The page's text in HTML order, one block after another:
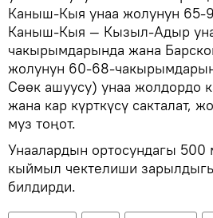
Каныш-Кыя унаа жолунун 65-
Каныш-Кыя — Кызыл-Адыр
чакырымдарында жана
жолунун 60-68-
Сөөк ашуусу) унаа жолдордо
жана кар күрткүсү сакталат,
муз тоңот.
Унаалардын ортосундагы 500
кыймыл чектелиши
билдирди.